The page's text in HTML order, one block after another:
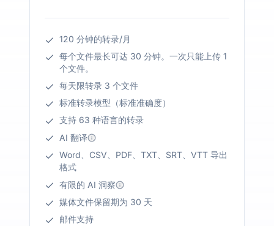
120 分钟的转录/月
每个文件最长可达 30 分钟。一次只能上传 1
个文件。
每天限转录 3 个文件
标准转录模型（标准准确度）
支持 63 种语言的转录
AI 翻译
Word、CSV、PDF、TXT、SRT、VTT 导出
格式
有限的 AI 洞察
媒体文件保留期为 30 天
邮件支持